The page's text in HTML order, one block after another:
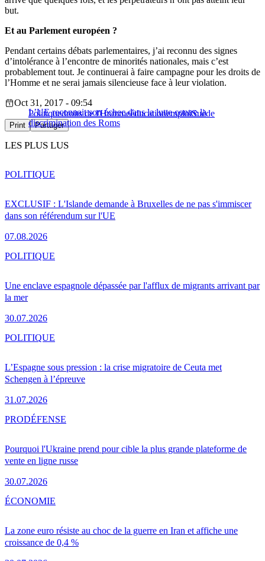
but.
Et au Parlement européen ?
Pendant certains débats parlementaires, j’ai reconnu des signes
d’intolérance à l’encontre de minorités nationales, mais c’est
probablement tout. Je continuerai à faire campagne pour les droits de
l’Homme et ne serai jamais silencieuse face à leur violation.
L’UE reconnait son échec dans la lutte contre la
discrimination des Roms
Oct 31, 2017 - 09:54
Politiquedroits de l'HommeéducationemploiSuède
Print Partager
LES PLUS LUS
EXCLUSIF : L'Islande demande à Bruxelles de ne pas s'immiscer
dans son référendum sur l'UE
07.08.2026
POLITIQUE
Une enclave espagnole dépassée par l'afflux de migrants arrivant par
la mer
30.07.2026
POLITIQUE
L’Espagne sous pression : la crise migratoire de Ceuta met
Schengen à l’épreuve
31.07.2026
POLITIQUE
Pourquoi l'Ukraine prend pour cible la plus grande plateforme de
vente en ligne russe
30.07.2026
PRODÉFENSE
La zone euro résiste au choc de la guerre en Iran et affiche une
croissance de 0,4 %
ÉCONOMIE